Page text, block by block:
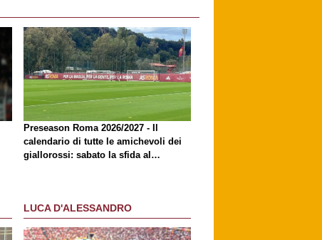
Preseason Roma 2026/2027 - Il
calendario di tutte le amichevoli dei
giallorossi: sabato la sfida al
LUCA D'ALESSANDRO